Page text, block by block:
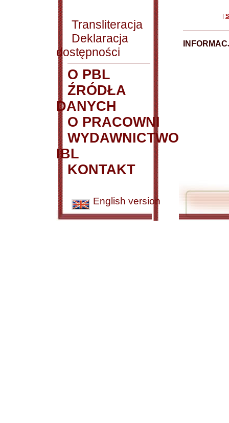
Transliteracja
Deklaracja
dostępności
O PBL
ŹRÓDŁA
DANYCH
O PRACOWNI
WYDAWNICTWO
IBL
KONTAKT
English version
|